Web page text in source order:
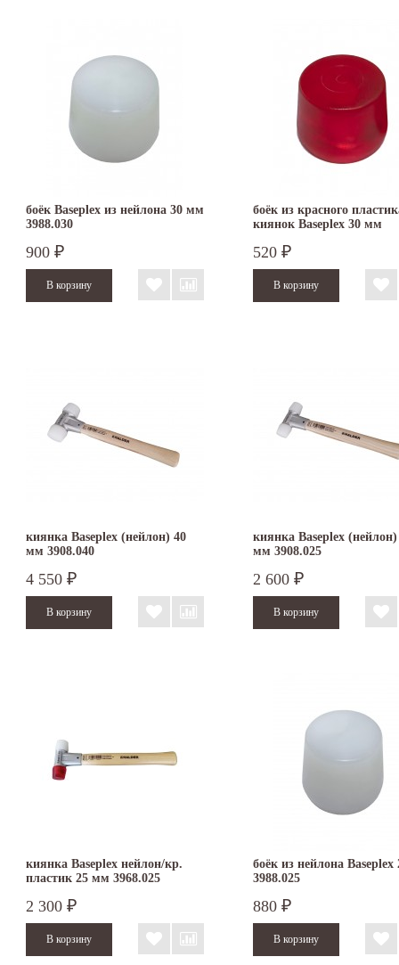
боёк Baseplex из нейлона 30 мм
3988.030
900 ₽
боёк из красного
киянок Baseplex 30 мм
520 ₽
киянка Baseplex (нейлон) 40
мм 3908.040
4 550 ₽
киянка Baseplex (нейлон)
мм 3908.025
2 600 ₽
киянка Baseplex нейлон/кр.
пластик 25 мм 3968.025
2 300 ₽
боёк из нейлона
3988.025
880 ₽